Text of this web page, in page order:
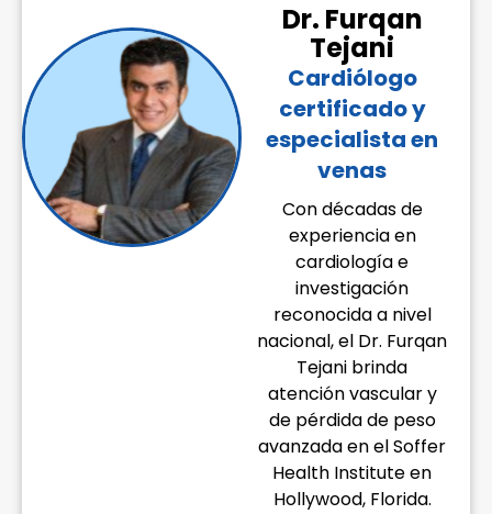
Dr. Furqan
Tejani
Cardiólogo
certificado y
especialista en
venas
Con décadas de
experiencia en
cardiología e
investigación
reconocida a nivel
nacional, el Dr. Furqan
Tejani brinda
atención vascular y
de pérdida de peso
avanzada en el Soffer
Health Institute en
Hollywood, Florida.